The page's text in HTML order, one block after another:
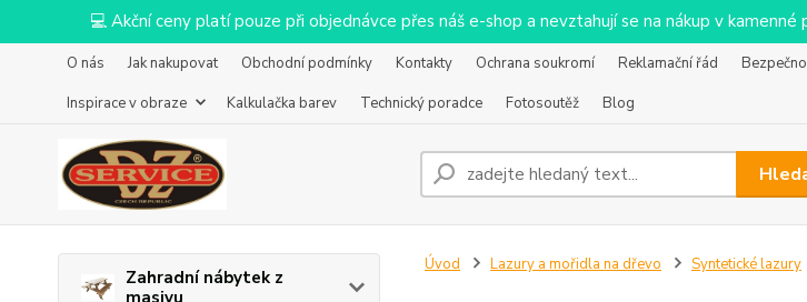
💻 Akční ceny platí pouze při objednávce přes náš e-shop a nevztahují se na nákup v
O nás Jak nakupovat Obchodní podmínky Kontakty Ochrana soukromí Reklamační řád
Inspirace v obraze
Kalkulačka barev Technický poradce Fotosoutěž Blog
Zahradní nábytek z
masivu
Úvod Lazury a mořidla na dřevo Syntetické lazury